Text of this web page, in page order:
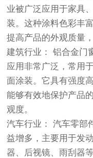
业被广泛应用于家具
装。这种涂料色彩丰
提高产品的外观质量
建筑行业： 铝合金门
应用非常广泛，常用
面涂装。它具有强度
能够有效地保护产品
观度。
汽车行业： 汽车零部
益增多，主要用于发
器、后视镜、雨刮器